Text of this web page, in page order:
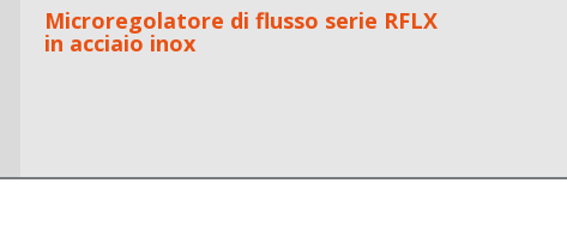
Microregolatore di flusso serie RFLX
in acciaio inox